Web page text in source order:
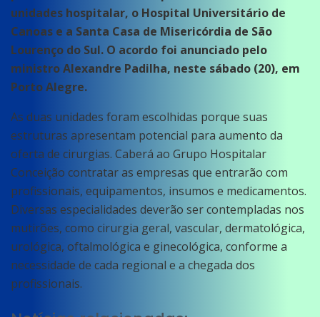
unidades hospitalar, o Hospital Universitário de
Canoas e a Santa Casa de Misericórdia de São
Lourenço do Sul. O acordo foi anunciado pelo
ministro Alexandre Padilha, neste sábado (20), em
Porto Alegre.
As duas unidades foram escolhidas porque suas
estruturas apresentam potencial para aumento da
oferta de cirurgias. Caberá ao Grupo Hospitalar
Conceição contratar as empresas que entrarão com
profissionais, equipamentos, insumos e medicamentos.
Diversas especialidades deverão ser contempladas nos
mutirões, como cirurgia geral, vascular, dermatológica,
urológica, oftalmológica e ginecológica, conforme a
necessidade de cada regional e a chegada dos
profissionais.